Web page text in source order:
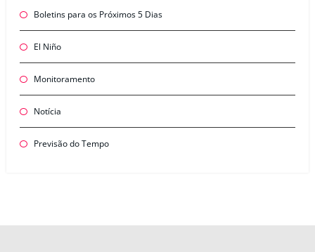
Boletins para os Próximos 5 Dias
El Niño
Monitoramento
Notícia
Previsão do Tempo